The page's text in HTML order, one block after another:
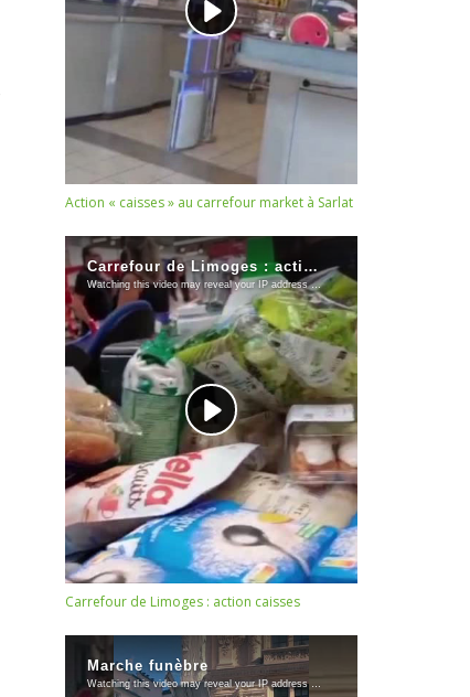
Action « caisses » au carrefour market à Sarlat
Carrefour de Limoges : action caisses